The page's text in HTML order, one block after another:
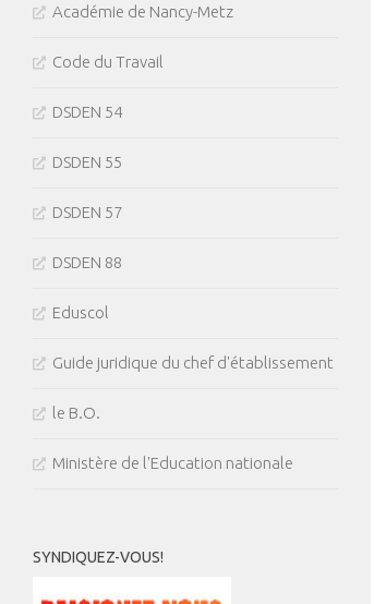
Académie de Nancy-Metz
Code du Travail
DSDEN 54
DSDEN 55
DSDEN 57
DSDEN 88
Eduscol
Guide juridique du chef d'établissement
le B.O.
Ministère de l'Education nationale
SYNDIQUEZ-VOUS!